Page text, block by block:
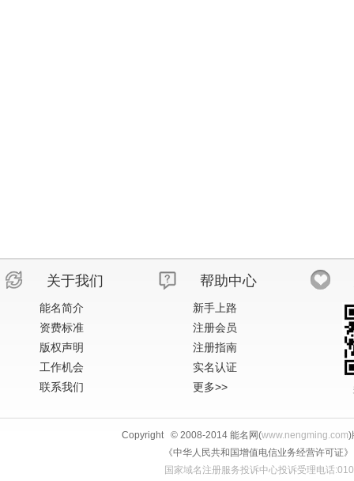
关于我们
能名简介
资费标准
版权声明
工作机会
联系我们
帮助中心
新手上路
注册会员
注册指南
实名认证
更多>>
Copyright © 2008-2014 能名网(www.nengming.com)
《中华人民共和国增值电信业务经营许可
国家域名注册服务投诉中心投诉受理电话